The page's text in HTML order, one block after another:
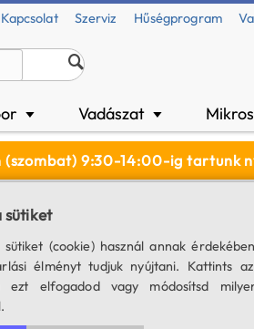
Kapcsolat Szerviz Hűségprogram
▼ Vadászat ▼
(szombat) 9:30-14:00-ig tartunk
Számára (bélelt)
Hordtáska
(bélelt)
sütiket
sütiket (cookie) használ annak
élményt tudjuk nyújtani. Kattints
ezt elfogadod vagy módosítsd